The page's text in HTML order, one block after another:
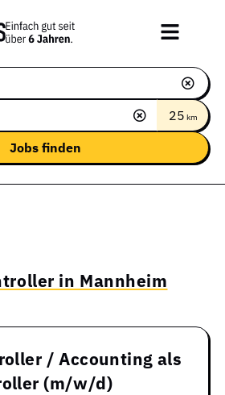
25 km
in Mannheim
/ Accounting als
(m/w/d)